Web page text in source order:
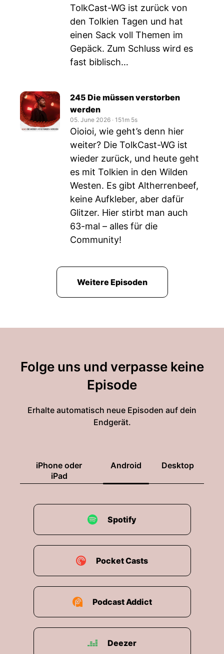
TolkCast-WG ist zurück von
den Tolkien Tagen und hat
einen Sack voll Themen im
Gepäck. Zum Schluss wird es
fast biblisch…
245 Die müssen verstorben
werden
05. June 2026 ‧ 151m 5s
Oioioi, wie geht’s denn hier
weiter? Die TolkCast-WG ist
wieder zurück, und heute geht
es mit Tolkien in den Wilden
Westen. Es gibt Altherrenbeef,
keine Aufkleber, aber dafür
Glitzer. Hier stirbt man auch
63-mal – alles für die
Community!
Weitere Episoden
Folge uns und verpasse keine
Episode
Erhalte automatisch neue Episoden auf dein
Endgerät.
iPhone oder
iPad
Android Desktop
Spotify
Pocket Casts
Podcast Addict
Deezer